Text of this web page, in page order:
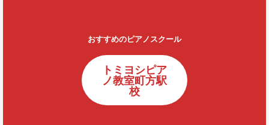
おすすめのピアノスクール
トミヨシピア
ノ教室町方駅
校